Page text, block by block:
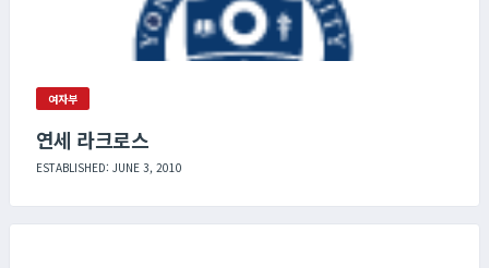
여자부
연세 라크로스
ESTABLISHED: JUNE 3, 2010